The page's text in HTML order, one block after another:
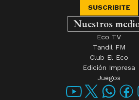
SUSCRIBITE
Nuestros
Eco TV
Tandil FM
Club El Eco
Edición Impresa
Juegos